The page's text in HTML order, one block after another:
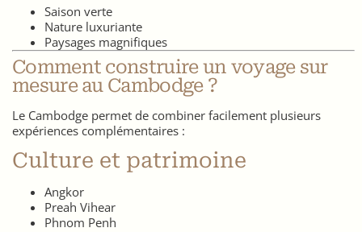
Saison verte
Nature luxuriante
Paysages magnifiques
Comment construire un voyage sur
mesure au Cambodge ?
Le Cambodge permet de combiner facilement plusieurs
expériences complémentaires :
Culture et patrimoine
Angkor
Preah Vihear
Phnom Penh